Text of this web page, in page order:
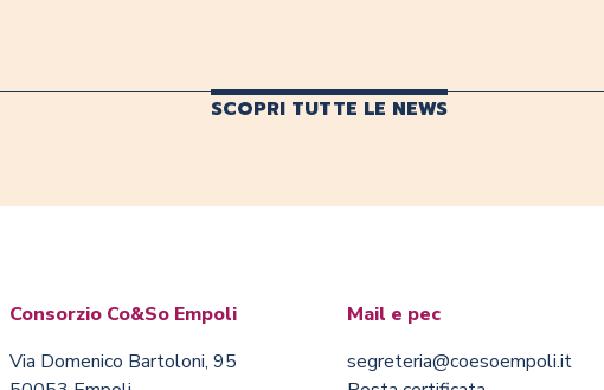
SCOPRI TUTTE LE NEWS
Consorzio Co&So Empoli
Via Domenico Bartoloni, 95
Mail e pec
segreteria@coesoempoli.it